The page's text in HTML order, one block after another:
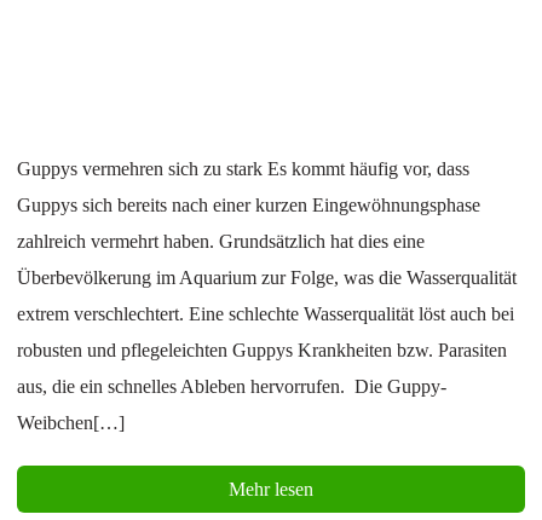
Guppys vermehren sich zu stark Es kommt häufig vor, dass
Guppys sich bereits nach einer kurzen Eingewöhnungsphase
zahlreich vermehrt haben. Grundsätzlich hat dies eine
Überbevölkerung im Aquarium zur Folge, was die Wasserqualität
extrem verschlechtert. Eine schlechte Wasserqualität löst auch bei
robusten und pflegeleichten Guppys Krankheiten bzw. Parasiten
aus, die ein schnelles Ableben hervorrufen. Die Guppy-
Weibchen[…]
Mehr lesen